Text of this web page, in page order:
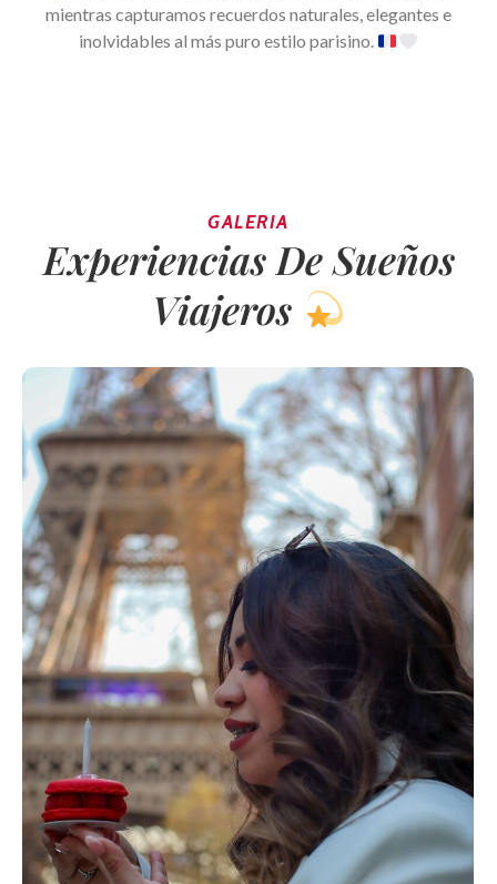
mientras capturamos recuerdos naturales, elegantes e
inolvidables al más puro estilo parisino.
GALERIA
Experiencias De Sueños
Viajeros